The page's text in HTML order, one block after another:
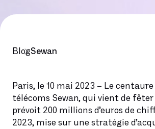
BlogSewan
Paris, le 10 mai 2023 – Le
télécoms Sewan, qui vient de fêter
prévoit 200 millions d’euros de
2023, mise sur une stratégie